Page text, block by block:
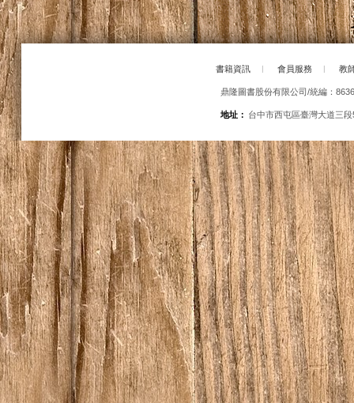
書籍資訊 | 會員服務 | 教
鼎隆圖書股份有限公司/統編：
地址： 台中市西屯區臺灣大道三